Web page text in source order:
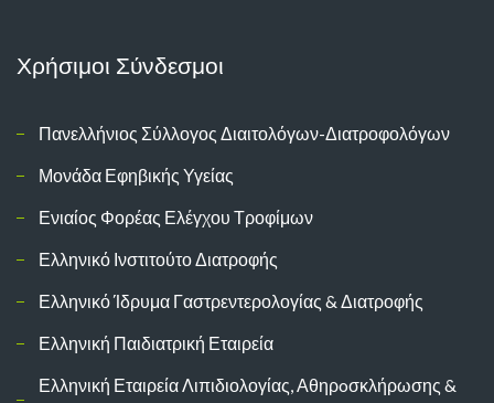
Χρήσιμοι Σύνδεσμοι
Πανελλήνιος Σύλλογος Διαιτολόγων-Διατροφολόγων
Μονάδα Εφηβικής Υγείας
Ενιαίος Φορέας Ελέγχου Τροφίμων
Ελληνικό Ινστιτούτο Διατροφής
Ελληνικό Ίδρυμα Γαστρεντερολογίας & Διατροφής
Ελληνική Παιδιατρική Εταιρεία
Ελληνική Εταιρεία Λιπιδιολογίας, Αθηρoσκλήρωσης &